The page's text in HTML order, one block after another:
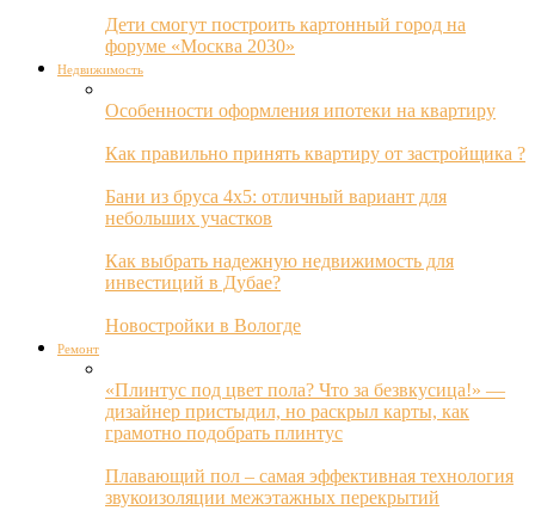
Дети смогут построить картонный город на
форуме «Москва 2030»
Недвижимость
Особенности оформления ипотеки на квартиру
Как правильно принять квартиру от застройщика ?
Бани из бруса 4х5: отличный вариант для
небольших участков
Как выбрать надежную недвижимость для
инвестиций в Дубае?
Новостройки в Вологде
Ремонт
«Плинтус под цвет пола? Что за безвкусица!» —
дизайнер пристыдил, но раскрыл карты, как
грамотно подобрать плинтус
Плавающий пол – самая эффективная технология
звукоизоляции межэтажных перекрытий